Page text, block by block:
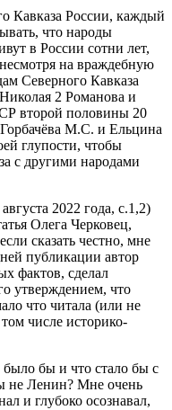
Кавказа России, каждый
что народы
в России сотни лет,
на враждебную
Северного Кавказа
2 Романова и
второй половины 20
М.С. и Ельцина
глупости, чтобы
с другими народами
2022 года, с.1,2)
Олега Черковец,
сказать честно, мне
публикации автор
фактов, сделал
утверждением, что
что читала (или не
числе историко-
бы и что стало бы с
не Ленин? Мне очень
и глубоко осознавал,